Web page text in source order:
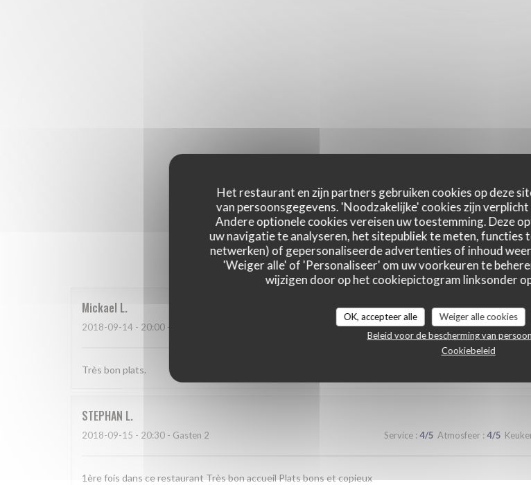
Het restaurant en zijn partners gebruiken cookies op deze
van persoonsgegevens. 'Noodzakelijke' cookies zijn
Andere optionele cookies vereisen uw toestemming. Deze
uw navigatie te analyseren, het sitepubliek te meten, functies
netwerken) of gepersonaliseerde advertenties of inhoud
'Weiger alle' of 'Personaliseer' om uw voorkeuren te
wijzigen door op het cookiepictogram linksonder
OK, accepteer alle Weiger alle cookies
Beleid voor de bescherming van
Cookiebeleid
Mickael L
2018-09-14 - 20:00 - Gasten 3 Service:3 /5 Atmosfeer:3/5
Très bon plats.
STEPHAN L
2018-09-15 - 20:30 - Gasten 2 Service : 4/5 Atmosfeer : 4/5
1ère fois dans ce restaurant Très bon accueil Plats bons et copieux